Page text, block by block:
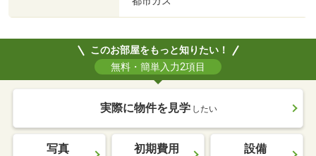
このお部屋をもっと知りたい！
無料・簡単入力2項目
実際に物件を見学 したい
写真 初期費用 設備